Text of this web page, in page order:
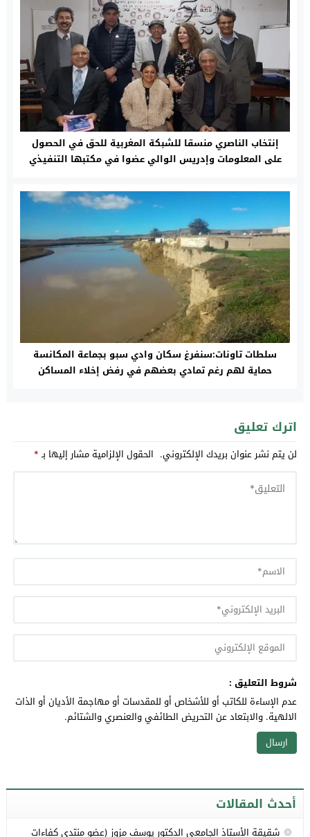
إنتخاب الناصري منسقا للشبكة المغربية للحق في الحصول
على المعلومات وإدريس الوالي عضوا في مكتبها التنفيذي
سلطات تاونات:سنفرغ سكان وادي سبو بجماعة المكانسة
حماية لهم رغم تمادي بعضهم في رفض إخلاء المساكن
اترك تعليق
لن يتم نشر عنوان بريدك الإلكتروني. الحقول الإلزامية مشار إليها بـ*
شروط التعليق :
عدم الإساءة للكاتب أو للأشخاص أو للمقدسات أو مهاجمة الأديان أو الذات
الالهية. والابتعاد عن التحريض الطائفي والعنصري والشتائم.
أحدث المقالات
شقيقة الأستاذ الجامعي الدكتور يوسف مزوز (عضو منتدى كفاءات